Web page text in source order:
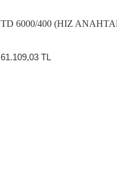
TD 6000/400 (HIZ
61.109,03 TL